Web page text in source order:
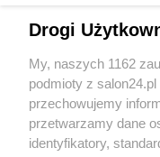
Sport
Społeczeństwo
Kultura
Drogi
My, naszych 1162
podmioty z
przechowujemy
przetwarzamy dane
identyfikatory,